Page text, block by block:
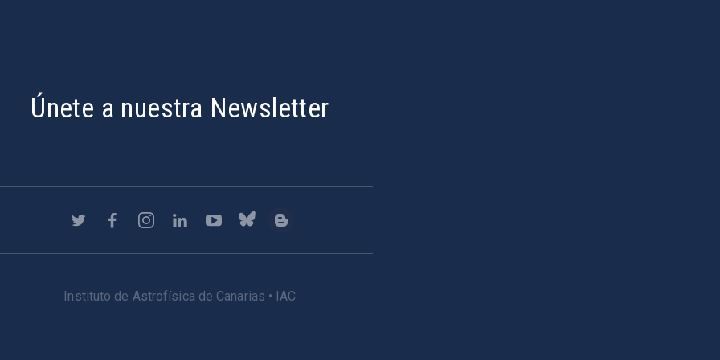
Únete a nuestra Newsletter
Instituto de Astrofísica de Canarias • IAC